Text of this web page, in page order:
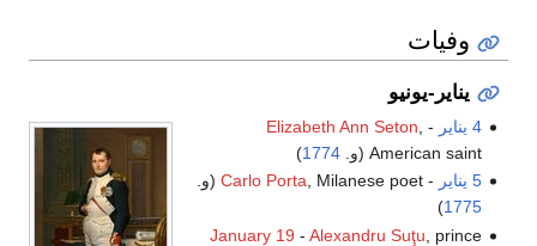
وفيات
يناير-يونيو
4 يناير -
Elizabeth Ann Seton
American saint (و.
1774
)
5 يناير
-
Carlo Porta, Milanese poet (و.
1775
)
January 19 - Alexandru Suţu , prince